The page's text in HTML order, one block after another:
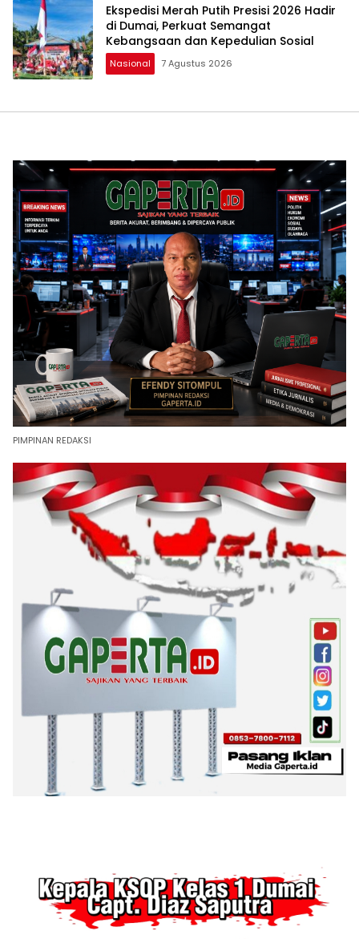
Ekspedisi Merah Putih Presisi 2026 Hadir
di Dumai, Perkuat Semangat
Kebangsaan dan Kepedulian Sosial
Nasional 7 Agustus 2026
PIMPINAN REDAKSI